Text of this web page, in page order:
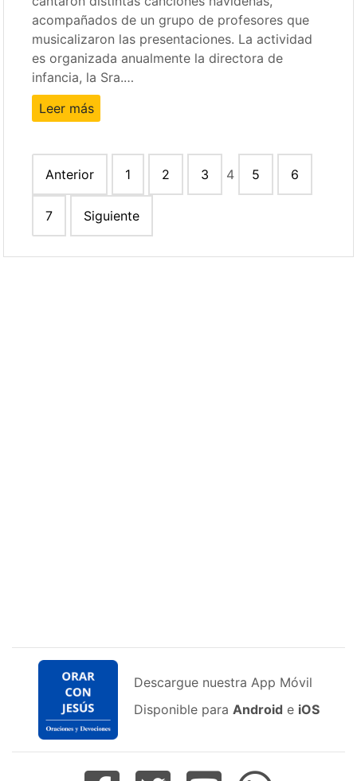
acompañados de un grupo de profesores que
musicalizaron las presentaciones. La actividad
es organizada anualmente la directora de
infancia, la Sra.…
Leer más
de
entradas
Anterior 1 2 3 4 5 6
7 Siguiente
Descargue nuestra App Móvil
Disponible para Android e iOS